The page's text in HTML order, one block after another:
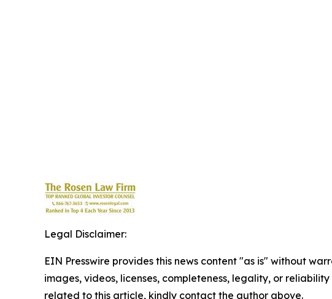
Legal Disclaimer:
EIN Presswire provides this news content "as is" without
images, videos, licenses, completeness, legality, or
related to this article, kindly contact the author above.